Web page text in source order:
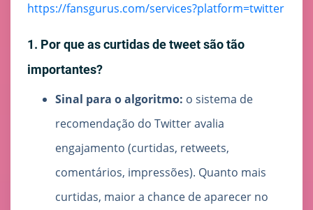
https://fansgurus.com/services?platform=twitter
1. Por que as curtidas de tweet são tão
importantes?
Sinal para o algoritmo: o sistema de
recomendação do Twitter avalia
engajamento (curtidas, retweets,
comentários, impressões). Quanto mais
curtidas, maior a chance de aparecer no